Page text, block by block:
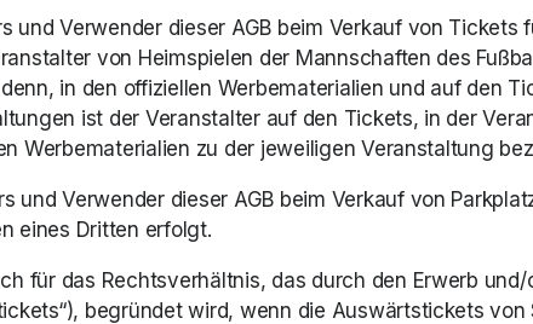
und Verwender dieser AGB beim Verkauf von Tickets
von Heimspielen der Mannschaften des
in den offiziellen Werbematerialien und auf den
ist der Veranstalter auf den Tickets, in der
Werbematerialien zu der jeweiligen Veranstaltung
und Verwender dieser AGB beim Verkauf von
eines Dritten erfolgt.
für das Rechtsverhältnis, das durch den Erwerb
begründet wird, wenn die Auswärtstickets